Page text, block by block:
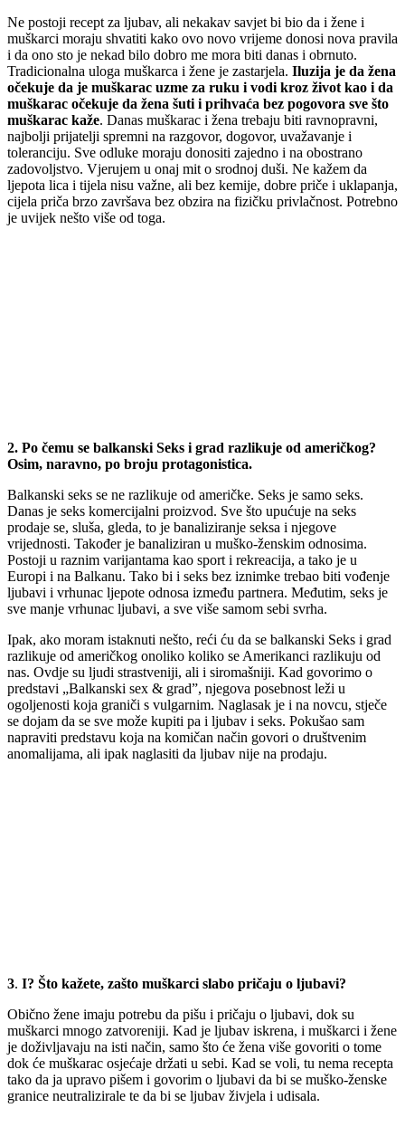
Ne postoji recept za ljubav, ali nekakav savjet bi bio da i žene i
muškarci moraju shvatiti kako ovo novo vrijeme donosi nova pravila
i da ono sto je nekad bilo dobro me mora biti danas i obrnuto.
Tradicionalna uloga muškarca i žene je zastarjela. Iluzija je da žena
očekuje da je muškarac uzme za ruku i vodi kroz život kao i da
muškarac očekuje da žena šuti i prihvaća bez pogovora sve što
muškarac kaže. Danas muškarac i žena trebaju biti ravnopravni,
najbolji prijatelji spremni na razgovor, dogovor, uvažavanje i
toleranciju. Sve odluke moraju donositi zajedno i na obostrano
zadovoljstvo. Vjerujem u onaj mit o srodnoj duši. Ne kažem da
ljepota lica i tijela nisu važne, ali bez kemije, dobre priče i uklapanja,
cijela priča brzo završava bez obzira na fizičku privlačnost. Potrebno
je uvijek nešto više od toga.
2. Po čemu se balkanski Seks i grad razlikuje od američkog?
Osim, naravno, po broju protagonistica.
Balkanski seks se ne razlikuje od američke. Seks je samo seks.
Danas je seks komercijalni proizvod. Sve što upućuje na seks
prodaje se, sluša, gleda, to je banaliziranje seksa i njegove
vrijednosti. Također je banaliziran u muško-ženskim odnosima.
Postoji u raznim varijantama kao sport i rekreacija, a tako je u
Europi i na Balkanu. Tako bi i seks bez iznimke trebao biti vođenje
ljubavi i vrhunac ljepote odnosa između partnera. Međutim, seks je
sve manje vrhunac ljubavi, a sve više samom sebi svrha.
Ipak, ako moram istaknuti nešto, reći ću da se balkanski Seks i grad
razlikuje od američkog onoliko koliko se Amerikanci razlikuju od
nas. Ovdje su ljudi strastveniji, ali i siromašniji. Kad govorimo o
predstavi „Balkanski sex & grad”, njegova posebnost leži u
ogoljenosti koja graniči s vulgarnim. Naglasak je i na novcu, stječe
se dojam da se sve može kupiti pa i ljubav i seks. Pokušao sam
napraviti predstavu koja na komičan način govori o društvenim
anomalijama, ali ipak naglasiti da ljubav nije na prodaju.
3. I? Što kažete, zašto muškarci slabo pričaju o ljubavi?
Obično žene imaju potrebu da pišu i pričaju o ljubavi, dok su
muškarci mnogo zatvoreniji. Kad je ljubav iskrena, i muškarci i žene
je doživljavaju na isti način, samo što će žena više govoriti o tome
dok će muškarac osjećaje držati u sebi. Kad se voli, tu nema recepta
tako da ja upravo pišem i govorim o ljubavi da bi se muško-ženske
granice neutralizirale te da bi se ljubav živjela i udisala.